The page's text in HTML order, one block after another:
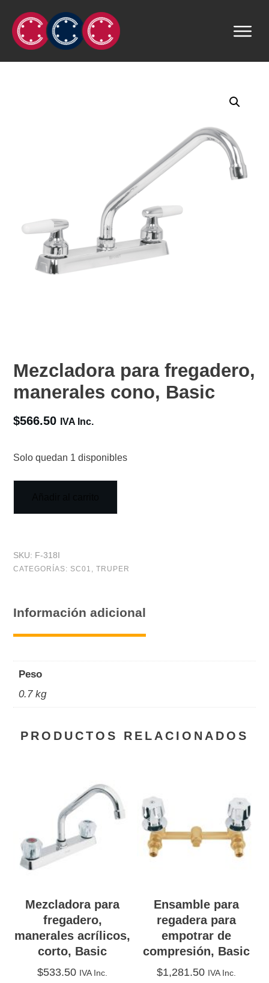
Mezcladora para fregadero,
manerales cono, Basic
$566.50 IVA Inc.
Solo quedan 1 disponibles
SKU: F-318I
CATEGORÍAS: SC01 , TRUPER
Información adicional
Peso
0.7 kg
PRODUCTOS RELACIONADOS
Mezcladora para
fregadero,
manerales acrílicos,
corto, Basic
$533.50 IVA Inc.
Ensamble para
regadera para
empotrar de
compresión, Basic
$1,281.50 IVA Inc.